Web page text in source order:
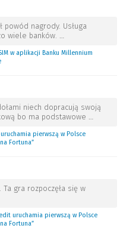
powód nagrody. Usługa
wiele banków.
w aplikacji Banku Millennium
niech dopracują swoją
bo ma podstawowe
pierwszą w Polsce
Fortuna”
gra rozpoczęła się w
uruchamia pierwszą w Polsce
Fortuna”